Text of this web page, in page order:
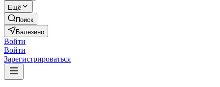
Ещё
Поиск
Балезино
Войти
Войти
Зарегистрироваться